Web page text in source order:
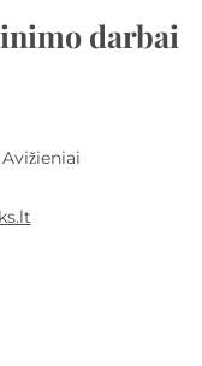
darbai
Avižieniai